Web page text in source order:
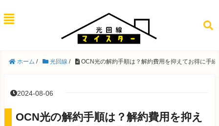
ホーム / 光回線 / OCN光の解約手順は？解約費用を抑えてお得に手
2024-08-06
OCN光の解約手順は？解約費用を抑え